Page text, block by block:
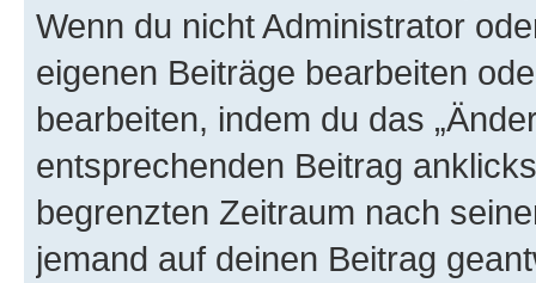
Wenn du nicht Administrator
eigenen Beiträge bearbeiten
bearbeiten, indem du das
entsprechenden Beitrag
begrenzten Zeitraum nach
jemand auf deinen Beitrag